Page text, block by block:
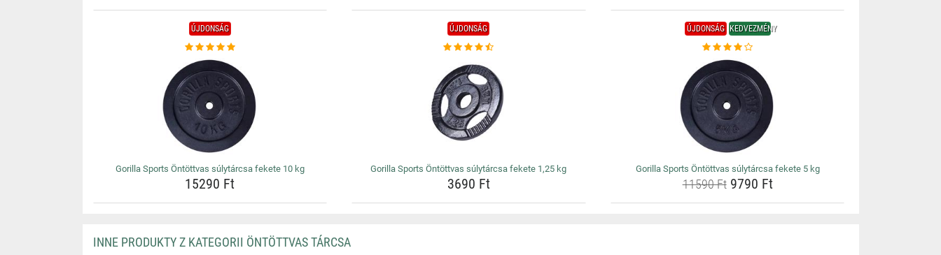
ÚJDONSÁG
Gorilla Sports Öntöttvas súlytárcsa fekete 10 kg
15290 Ft
ÚJDONSÁG
Gorilla Sports Öntöttvas súlytárcsa fekete 1,25 kg
3690 Ft
ÚJDONSÁG KEDVEZMÉNY
Gorilla Sports Öntöttvas súlytárcsa fekete 5 kg
11590 Ft9790 Ft
INNE PRODUKTY Z KATEGORII ÖNTÖTTVAS TÁRCSA